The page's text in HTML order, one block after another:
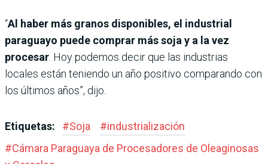
“Al haber más granos disponibles, el industrial
paraguayo puede comprar más soja y a la vez
procesar . Hoy podemos decir que las industrias
locales están teniendo un año positivo comparando con
los últimos años”, dijo.
Etiquetas: #Soja #industrialización
#Cámara Paraguaya de Procesadores de Oleaginosas